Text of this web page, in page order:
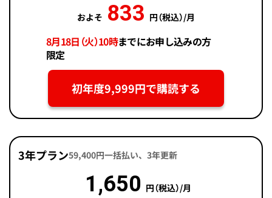
およそ 833 円（税込）/月
8月18日（火）10時までにお申し込みの方
限定
初年度9,999円で購読する
3年プラン59,400円一括払い、3年更新
1,650 円（税込）/月